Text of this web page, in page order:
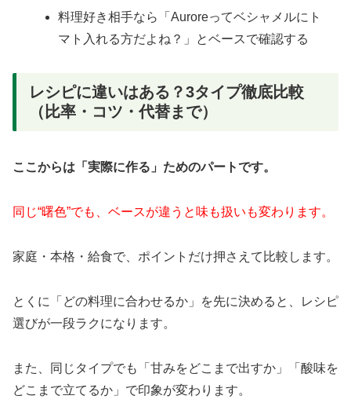
料理好き相手なら「Auroreってベシャメルにト
マト入れる方だよね？」とベースで確認する
レシピに違いはある？3タイプ徹底比較
（比率・コツ・代替まで）
ここからは「実際に作る」ためのパートです。
同じ“曙色”でも、ベースが違うと味も扱いも変わります。
家庭・本格・給食で、ポイントだけ押さえて比較します。
とくに「どの料理に合わせるか」を先に決めると、レシピ
選びが一段ラクになります。
また、同じタイプでも「甘みをどこまで出すか」「酸味を
どこまで立てるか」で印象が変わります。